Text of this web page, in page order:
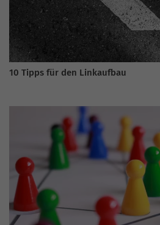
10 Tipps für den Linkaufbau